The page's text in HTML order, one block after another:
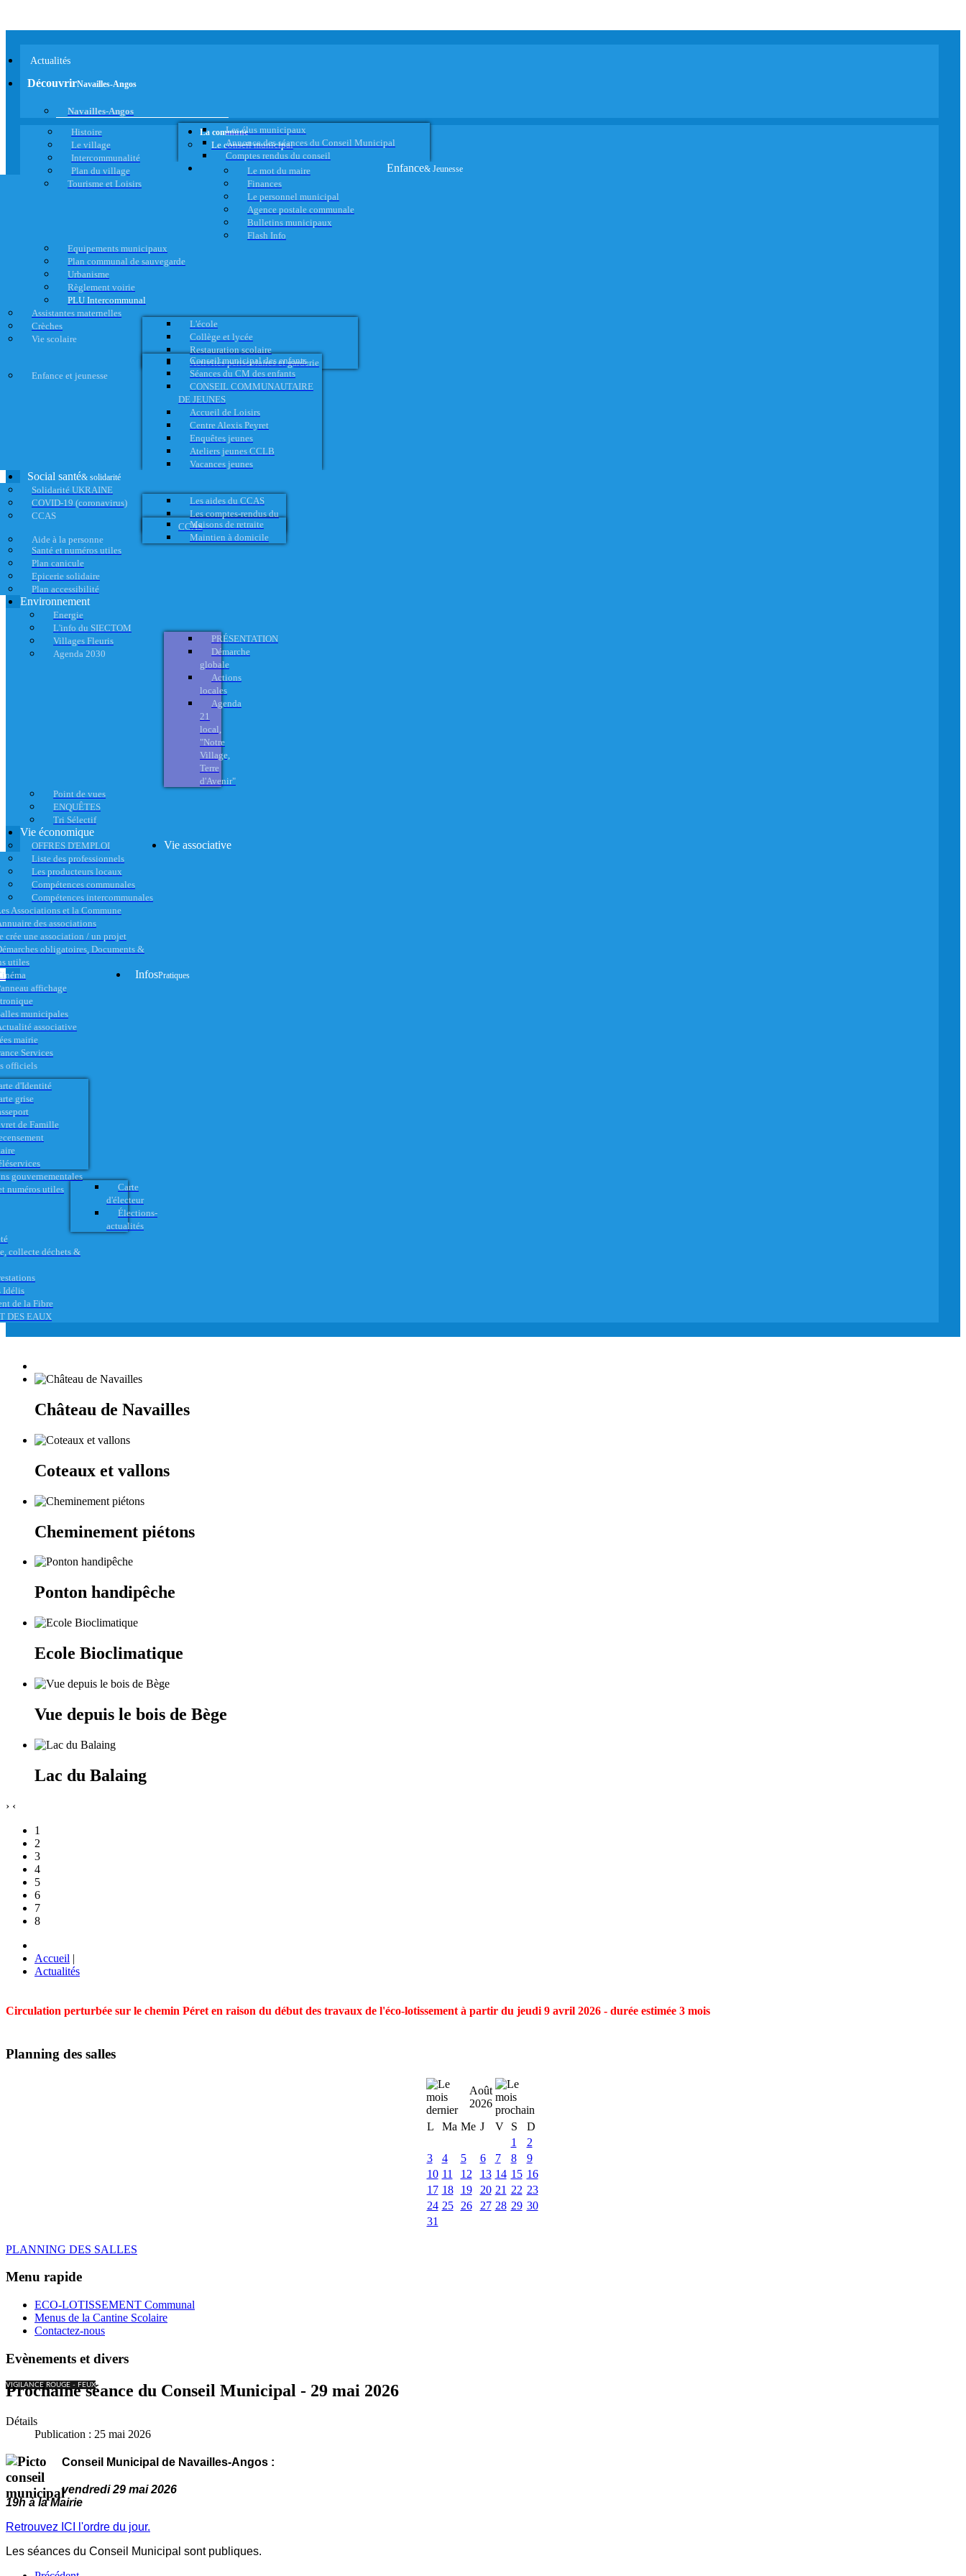
Actualités
DécouvrirNavailles-Angos
Navailles-Angos
Histoire
Le village
Intercommunalité
Plan du village
Tourisme et Loisirs
La commune
Le conseil municipal
Les élus municipaux
Annonce des séances du Conseil Municipal
Comptes rendus du conseil
Le mot du maire
Finances
Le personnel municipal
Agence postale communale
Bulletins municipaux
Flash Info
Equipements municipaux
Plan communal de sauvegarde
Urbanisme
Règlement voirie
PLU Intercommunal
Enfance& Jeunesse
Assistantes maternelles
Crèches
Vie scolaire
L'école
Collège et lycée
Restauration scolaire
Activités périscolaires et garderie
Enfance et jeunesse
Conseil municipal des enfants
Séances du CM des enfants
CONSEIL COMMUNAUTAIRE
DE JEUNES
Accueil de Loisirs
Centre Alexis Peyret
Enquêtes jeunes
Ateliers jeunes CCLB
Vacances jeunes
Social santé& solidarité
Solidarité UKRAINE
COVID-19 (coronavirus)
CCAS
Les aides du CCAS
Les comptes-rendus du
CCAS
Aide à la personne
Maisons de retraite
Maintien à domicile
Santé et numéros utiles
Plan canicule
Epicerie solidaire
Plan accessibilité
Environnement
Energie
L'info du SIECTOM
Villages Fleuris
Agenda 2030
PRÉSENTATION
Démarche
globale
Actions
locales
Agenda
21
local,
"Notre
Village,
Terre
d'Avenir"
Point de vues
ENQUÊTES
Tri Sélectif
Vie économique
OFFRES D'EMPLOI
Liste des professionnels
Les producteurs locaux
Compétences communales
Compétences intercommunales
Vie associative
Associations et la Commune
des associations
crée une association / un projet
obligatoires, Documents &
utiles
affichage
municipales
associative
InfosPratiques
mairie
Services
officiels
d'Identité
grise
de Famille
gouvernementales
numéros utiles
Carte
d'électeur
Élections-
actualités
collecte déchets &
Idélis
de la Fibre
DES EAUX
Château de Navailles
Coteaux et vallons
Cheminement piétons
Ponton handipêche
Ecole Bioclimatique
Vue depuis le bois de Bège
Lac du Balaing
› ‹
1
2
3
4
5
6
7
8
Accueil |
Actualités
Circulation perturbée sur le chemin Péret en raison du début des travaux de l'éco-lotissement à partir du jeudi 9 avril 2026 - durée estimée 3 mois
Planning des salles
Août
2026
L
Ma Me J V S
D
1
2
3
4 5 6 7 8
9
10 11 12 13 14 15 16
17 18 19 20 21 22 23
24 25 26 27 28 29 30
31
PLANNING DES SALLES
Menu rapide
ECO-LOTISSEMENT Communal
Menus de la Cantine Scolaire
Contactez-nous
Evènements et divers
VIGILANCE ROUGE - FEUX
Prochaine séance du Conseil Municipal - 29 mai 2026
Détails
Publication : 25 mai 2026
Conseil Municipal de Navailles-Angos :
vendredi 29 mai 2026
19h à la Mairie
Retrouvez ICI l'ordre du jour.
Les séances du Conseil Municipal sont publiques.